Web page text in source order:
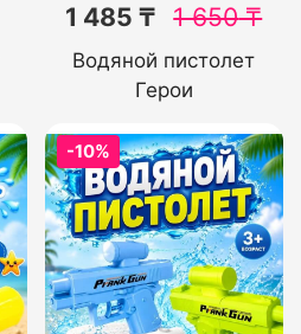
1 485 ₸ 1 650₸
Водяной пистолет
Герои
-10%